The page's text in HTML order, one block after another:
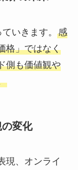
いきます。 感
格」ではなく
側も価値観や
変化
現、オンライ